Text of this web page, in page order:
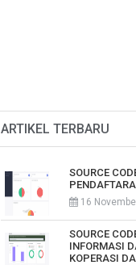
ARTIKEL TERBARU
SOURCE
16
SOURCE
INFORMASI
KOPERASI